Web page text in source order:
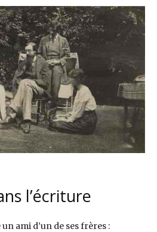
l’écriture
ami d’un de ses frères :